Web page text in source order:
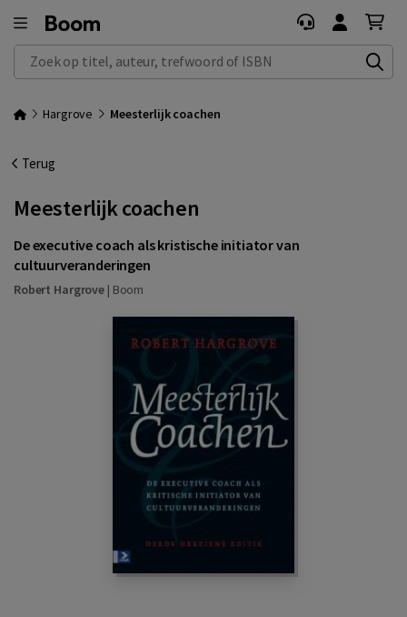
Zoek op titel, auteur, trefwoord of ISBN
Hargrove Meesterlijk coachen
Terug
Meesterlijk coachen
De executive coach als kristische initiator van
cultuurveranderingen
Robert Hargrove | Boom